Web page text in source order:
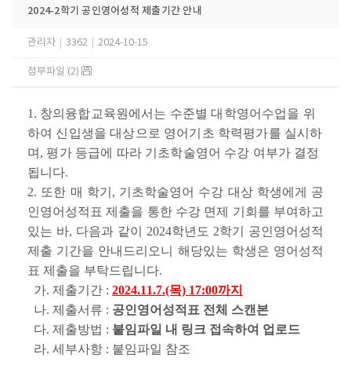
2024-2학기 공인영어성적 제출기간 안내
관리자 3362 2024-10-15
첨부파일 (2)
1. 창의융합교육원에서는 수준별 대학영어수업을 위
하여 신입생을 대상으로 영어기초 학력평가를 실시하
며, 평가 등급에 따라 기초학술영어 수강 여부가 결정
됩니다.
2. 또한 매 학기, 기초학술영어 수강 대상 학생에게 공
인영어성적표 제출을 통한 수강 면제 기회를 부여하고
있는 바, 다음과 같이 2024학년도 2학기 공인영어성적
제출 기간을 안내드리오니 해당있는 학생은 영어성적
표 제출을 부탁드립니다.
가. 제출기간 : 2024.11.7.(목) 17:00까지
나. 제출서류 : 공인영어성적표 전체 스캔본
다. 제출방법 : 붙임파일 내 링크 접속하여 업로드
라. 세부사항 : 붙임파일 참조